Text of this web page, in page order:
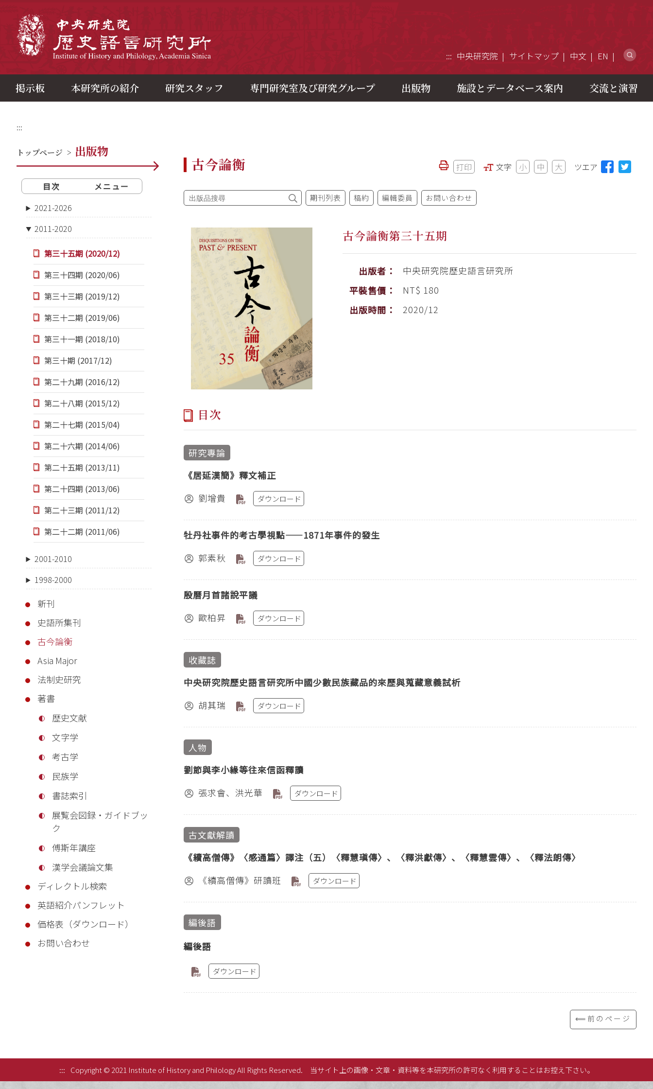
::: 中央研究院 サイトマップ 中文 EN
掲示板 本研究所の紹介 研究スタッフ 専門研究室及び研究グループ 出版物 施設とデータベース案内 交流と演習
:::
トップページ > 出版物
目次
メニュー
2021-2026
2011-2020
第三十五期 (2020/12)
第三十四期 (2020/06)
第三十三期 (2019/12)
第三十二期 (2019/06)
第三十一期 (2018/10)
第三十期 (2017/12)
第二十九期 (2016/12)
第二十八期 (2015/12)
第二十七期 (2015/04)
第二十六期 (2014/06)
第二十五期 (2013/11)
第二十四期 (2013/06)
第二十三期 (2011/12)
第二十二期 (2011/06)
2001-2010
1998-2000
新刊
史語所集刊
古今論衡
Asia Major
法制史研究
著書
歴史文献
文字学
考古学
民族学
書誌索引
展覧会図録・ガイドブッ
ク
傅斯年講座
漢学会議論文集
ディレクトル検索
英語紹介パンフレット
価格表（ダウンロード）
お問い合わせ
古今論衡 打印 文字 小 中 大 ツエア
期刊列表 稿約 編輯委員 お問い合わせ
古今論衡第三十五期
出版者：
中央研究院歷史語言研究所
平裝售價：
NT$ 180
出版時間：
2020/12
目次
研究專論
《居延漢簡》釋文補正
劉增貴
ダウンロード
牡丹社事件的考古學視點——1871年事件的發生
郭素秋
ダウンロード
殷曆月首諸說平議
歐柏昇
ダウンロード
收藏誌
中央研究院歷史語言研究所中國少數民族藏品的來歷與蒐藏意義試析
胡其瑞
ダウンロード
人物
劉節與李小緣等往來信函釋讀
張求會、洪光華
ダウンロード
古文獻解讀
《續高僧傳》〈感通篇〉譯注（五）〈釋慧瑱傳〉、〈釋洪獻傳〉、〈釋慧雲傳〉、〈釋法朗傳〉
《續高僧傳》研讀班
ダウンロード
編後語
編後語
ダウンロード
⟸前のページ
::: Copyright © 2021 Institute of History and Philology All Rights Reserved. 当サイト上の画像・文章・資料等を本研究所の許可なく利用することはお控え下さい。